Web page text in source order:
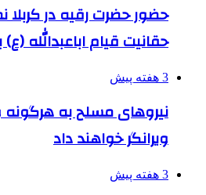
حضور حضرت رقیه در
حقانیت قیام اباعبدالله
3 هفته پیش
نیروهای مسلح به
ویرانگر خواهند داد
3 هفته پیش